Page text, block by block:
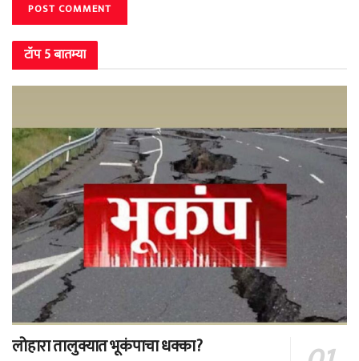
टॉप 5 बातम्या
लोहारा तालुक्यात भूकंपाचा धक्का?